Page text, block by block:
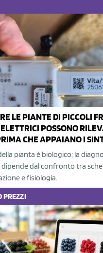
LE PIANTE DI PICCOLI
POSSONO
CHE APPAIANO I
pianta è biologico; la
dal confronto tra
e fisiologia.
PREZZI